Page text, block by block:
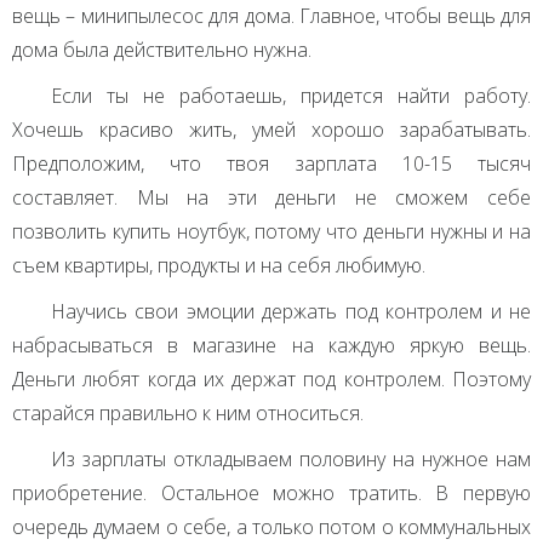
вещь – минипылесос для дома. Главное, чтобы вещь для
дома была действительно нужна.
Если ты не работаешь, придется найти работу.
Хочешь красиво жить, умей хорошо зарабатывать.
Предположим, что твоя зарплата 10-15 тысяч
составляет. Мы на эти деньги не сможем себе
позволить купить ноутбук, потому что деньги нужны и на
съем квартиры, продукты и на себя любимую.
Научись свои эмоции держать под контролем и не
набрасываться в магазине на каждую яркую вещь.
Деньги любят когда их держат под контролем. Поэтому
старайся правильно к ним относиться.
Из зарплаты откладываем половину на нужное нам
приобретение. Остальное можно тратить. В первую
очередь думаем о себе, а только потом о коммунальных